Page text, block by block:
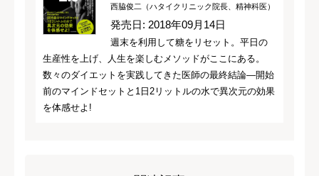
西脇俊二（ハタイクリニック院長、精神科医）
発売日: 2018年09月14日
週末を利用して糖をリセット。平日の
生産性を上げ、人生を楽しむメソッドがここにある。
数々のダイエットを実践してきた医師の最終結論―開始
前のマインドセットと1日2リットルの水で異次元の効果
を体感せよ!